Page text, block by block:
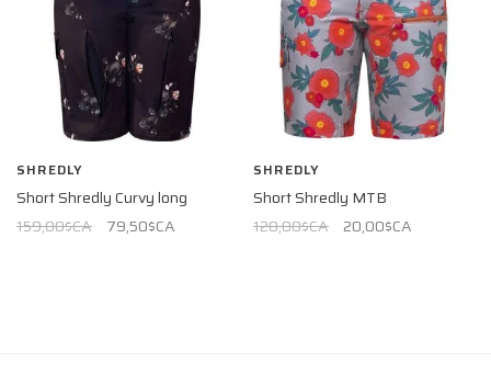
SHREDLY
Short Shredly Curvy long
159,00$CA
79,50$CA
SHREDLY
Short Shredly MTB
120,00$CA
20,00$CA